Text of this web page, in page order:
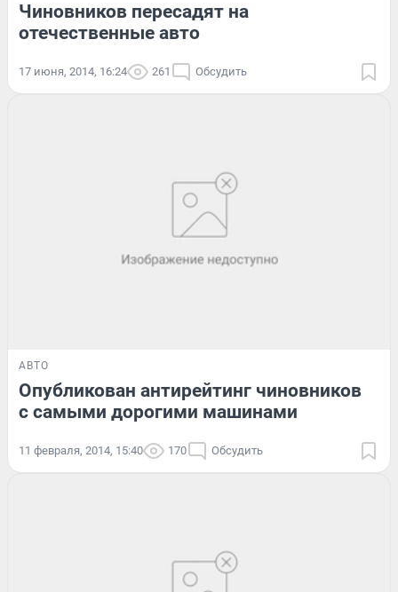
Чиновников пересадят на
отечественные авто
17 июня, 2014, 16:24 261 Обсудить
АВТО
Опубликован антирейтинг чиновников
с самыми дорогими машинами
11 февраля, 2014, 15:40 170 Обсудить